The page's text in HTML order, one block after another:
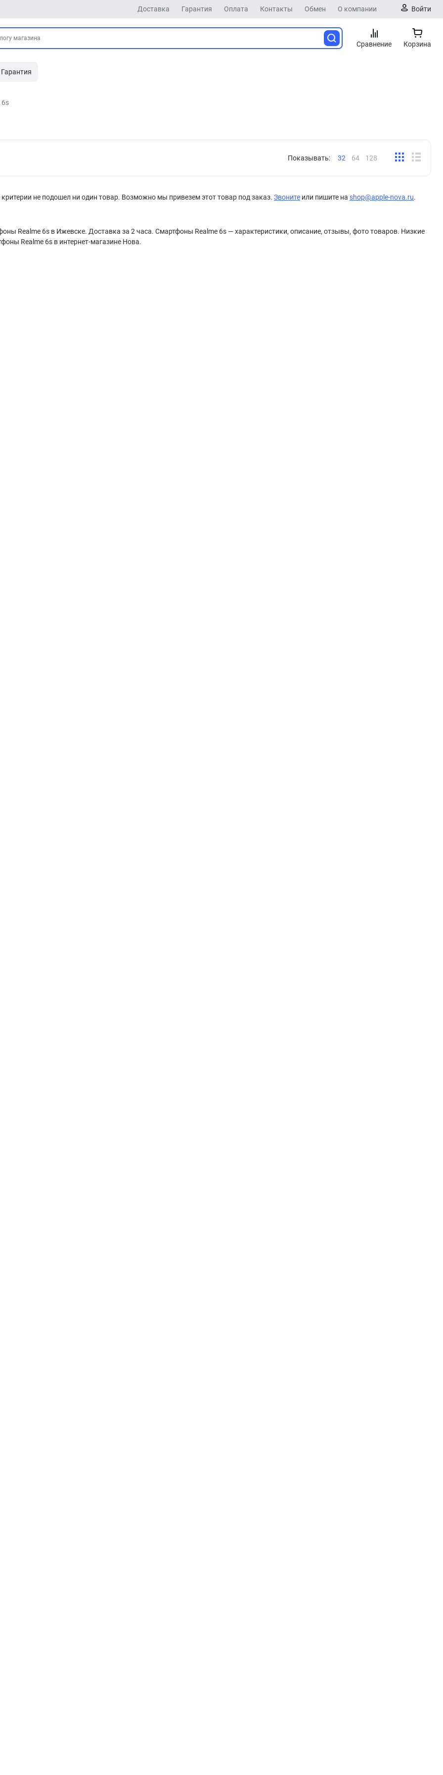
Доставка Гарантия Оплата Контакты Обмен О компании Войти
Сравнение Корзина
Гарантия
6s
Показывать: 32 64 128
не подошел ни один товар. Возможно мы привезем этот товар под заказ. Звоните или пишите на shop@apple-nova.ru.
Realme 6s в Ижевске. Доставка за 2 часа. Смартфоны Realme 6s — характеристики, описание, отзывы, фото товаров. Низкие
Realme 6s в интернет-магазине Нова.